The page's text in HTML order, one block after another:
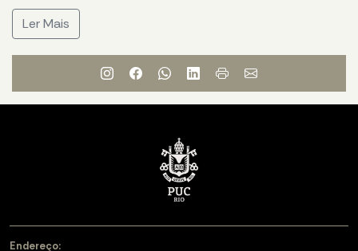
Ler Mais
Endereço: